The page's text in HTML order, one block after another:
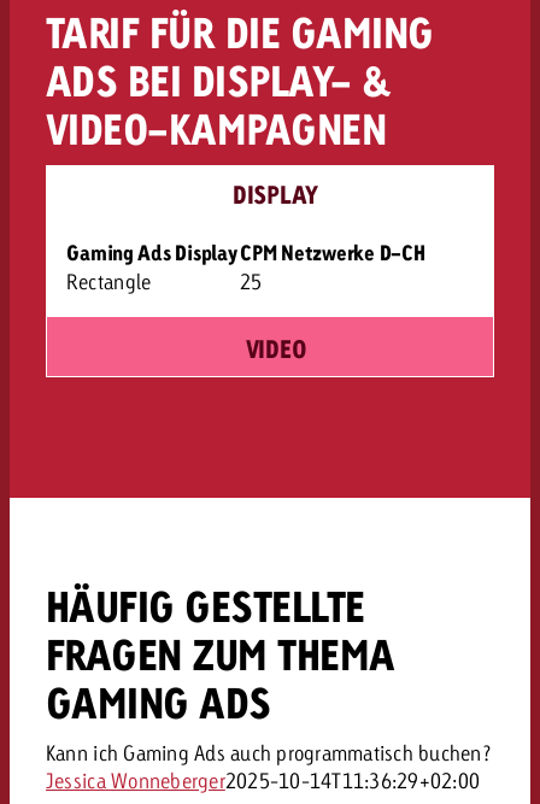
TARIF FÜR DIE GAMING
ADS BEI DISPLAY- &
VIDEO-KAMPAGNEN
DISPLAY
Gaming Ads DisplayCPM Netzwerke D-CH
Rectangle 25
VIDEO
HÄUFIG GESTELLTE
FRAGEN ZUM THEMA
GAMING ADS
Kann ich Gaming Ads auch programmatisch buchen?
Jessica Wonneberger2025-10-14T11:36:29+02:00